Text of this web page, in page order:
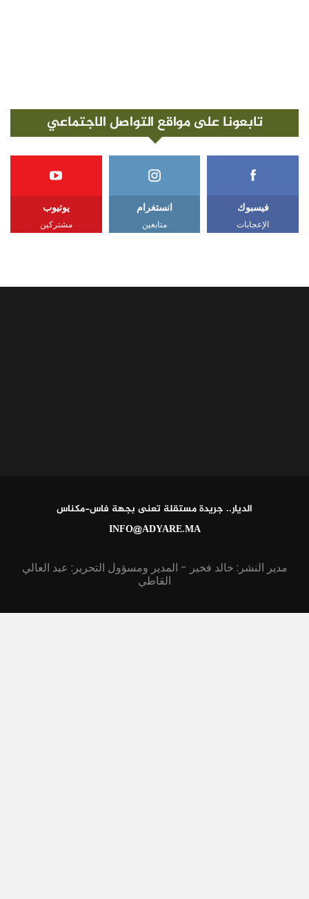
تابعونا على مواقع التواصل الاجتماعي
فيسبوك
الإعجابات
انستغرام
متابعين
يوتيوب
مشتركين
الديار.. جريدة مستقلة تعنى بجهة فاس-مكناس
INFO@ADYARE.MA
مدير النشر: خالد فخير - المدير ومسؤول التحرير: عبد العالي
القاطي